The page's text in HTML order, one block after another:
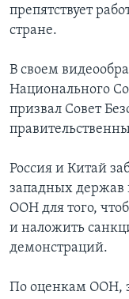
препятствует
стране.
В своем
Национального
призвал Совет
Россия и Китай
западных держав
ООН для того,
и наложить
демонстраций.
По оценкам ООН,